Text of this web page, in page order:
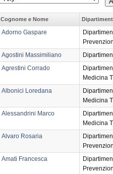
Cognome e Nome
Adorno Gaspare
Agostini Massimiliano
Agrestini Corrado
Medicina
Albonici Loredana
Medicina
Alessandrini Marco
Medicina
Alvaro Rosaria
Amati Francesca